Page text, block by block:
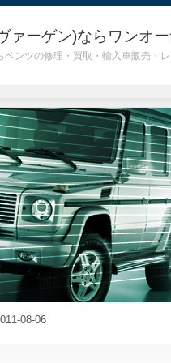
ァーゲン)ならワンオ
ンツの修理・買取・輸入車販売・
08-06